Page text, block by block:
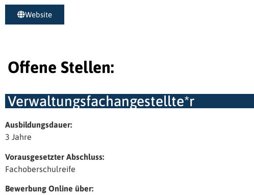
Website
Offene Stellen:
Verwaltungsfachangestellte*r
Ausbildungsdauer:
3 Jahre
Vorausgesetzter Abschluss:
Fachoberschulreife
Bewerbung Online über: